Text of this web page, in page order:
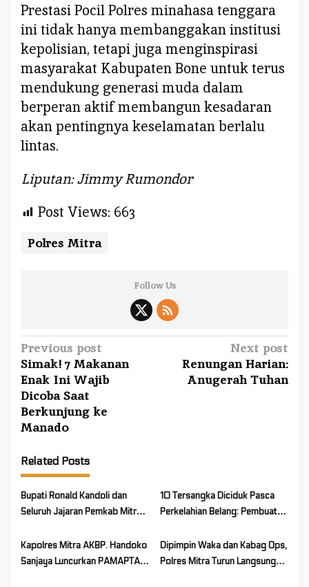
Prestasi Pocil Polres minahasa tenggara
ini tidak hanya membanggakan institusi
kepolisian, tetapi juga menginspirasi
masyarakat Kabupaten Bone untuk terus
mendukung generasi muda dalam
berperan aktif membangun kesadaran
akan pentingnya keselamatan berlalu
lintas.
Liputan: Jimmy Rumondor
Post Views: 663
Polres Mitra
Follow Us
P
o
s
t
n
v
i
g
t
i
Previous post
Simak! 7 Makanan
Enak Ini Wajib
Dicoba Saat
Berkunjung ke
Manado
Next post
Renungan Harian:
Anugerah Tuhan
Related Posts
Bupati Ronald Kandoli dan
Seluruh Jajaran Pemkab Mitra
Bhayangkara ke-80 Tahun
2026
10 Tersangka Diciduk Pasca
Perkelahian Belang: Pembuat
Tahun Penjara
Kapolres Mitra AKBP. Handoko
Sanjaya Luncurkan PAMAPTA
Dipimpin Waka dan Kabag Ops,
Polres Mitra Turun Langsung